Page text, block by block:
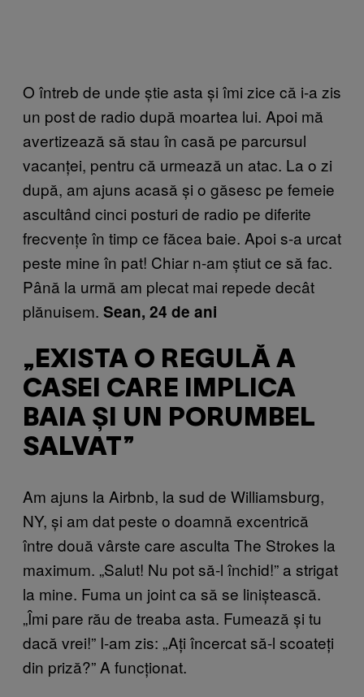
O întreb de unde știe asta și îmi zice că i-a zis
un post de radio după moartea lui. Apoi mă
avertizează să stau în casă pe parcursul
vacanței, pentru că urmează un atac. La o zi
după, am ajuns acasă și o găsesc pe femeie
ascultând cinci posturi de radio pe diferite
frecvențe în timp ce făcea baie. Apoi s-a urcat
peste mine în pat! Chiar n-am știut ce să fac.
Până la urmă am plecat mai repede decât
plănuisem. Sean, 24 de ani
„EXISTA O REGULĂ A
CASEI CARE IMPLICA
BAIA ȘI UN PORUMBEL
SALVAT”
Am ajuns la Airbnb, la sud de Williamsburg,
NY, și am dat peste o doamnă excentrică
între două vârste care asculta The Strokes la
maximum. „Salut! Nu pot să-l închid!” a strigat
la mine. Fuma un joint ca să se liniștească.
„Îmi pare rău de treaba asta. Fumează și tu
dacă vrei!” I-am zis: „Ați încercat să-l scoateți
din priză?” A funcționat.